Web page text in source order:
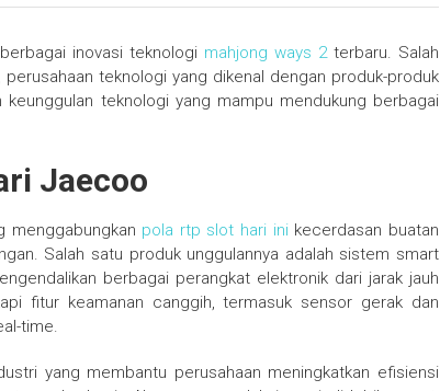
inovasi teknologi mahjong ways 2terbaru. Salah
teknologi yang dikenal dengan produk-produk
teknologi yang mampu mendukung berbagai
Jaecoo
menggabungkan pola rtp slot hari inikecerdasan buatan
Salah satu produk unggulannya adalah sistem smart
berbagai perangkat elektronik dari jarak jauh
fitur keamanan canggih, termasuk sensor gerak dan
time.
yang membantu perusahaan meningkatkan efisiensi